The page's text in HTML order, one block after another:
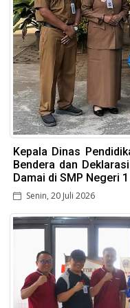
Kepala Dinas
Bendera dan
Damai di SMP Negeri
Senin, 20 Juli 2026